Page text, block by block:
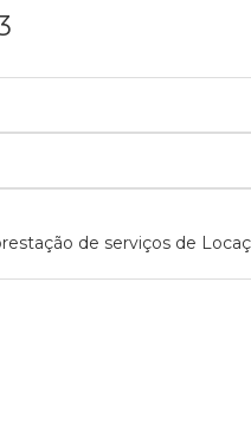
de serviços de